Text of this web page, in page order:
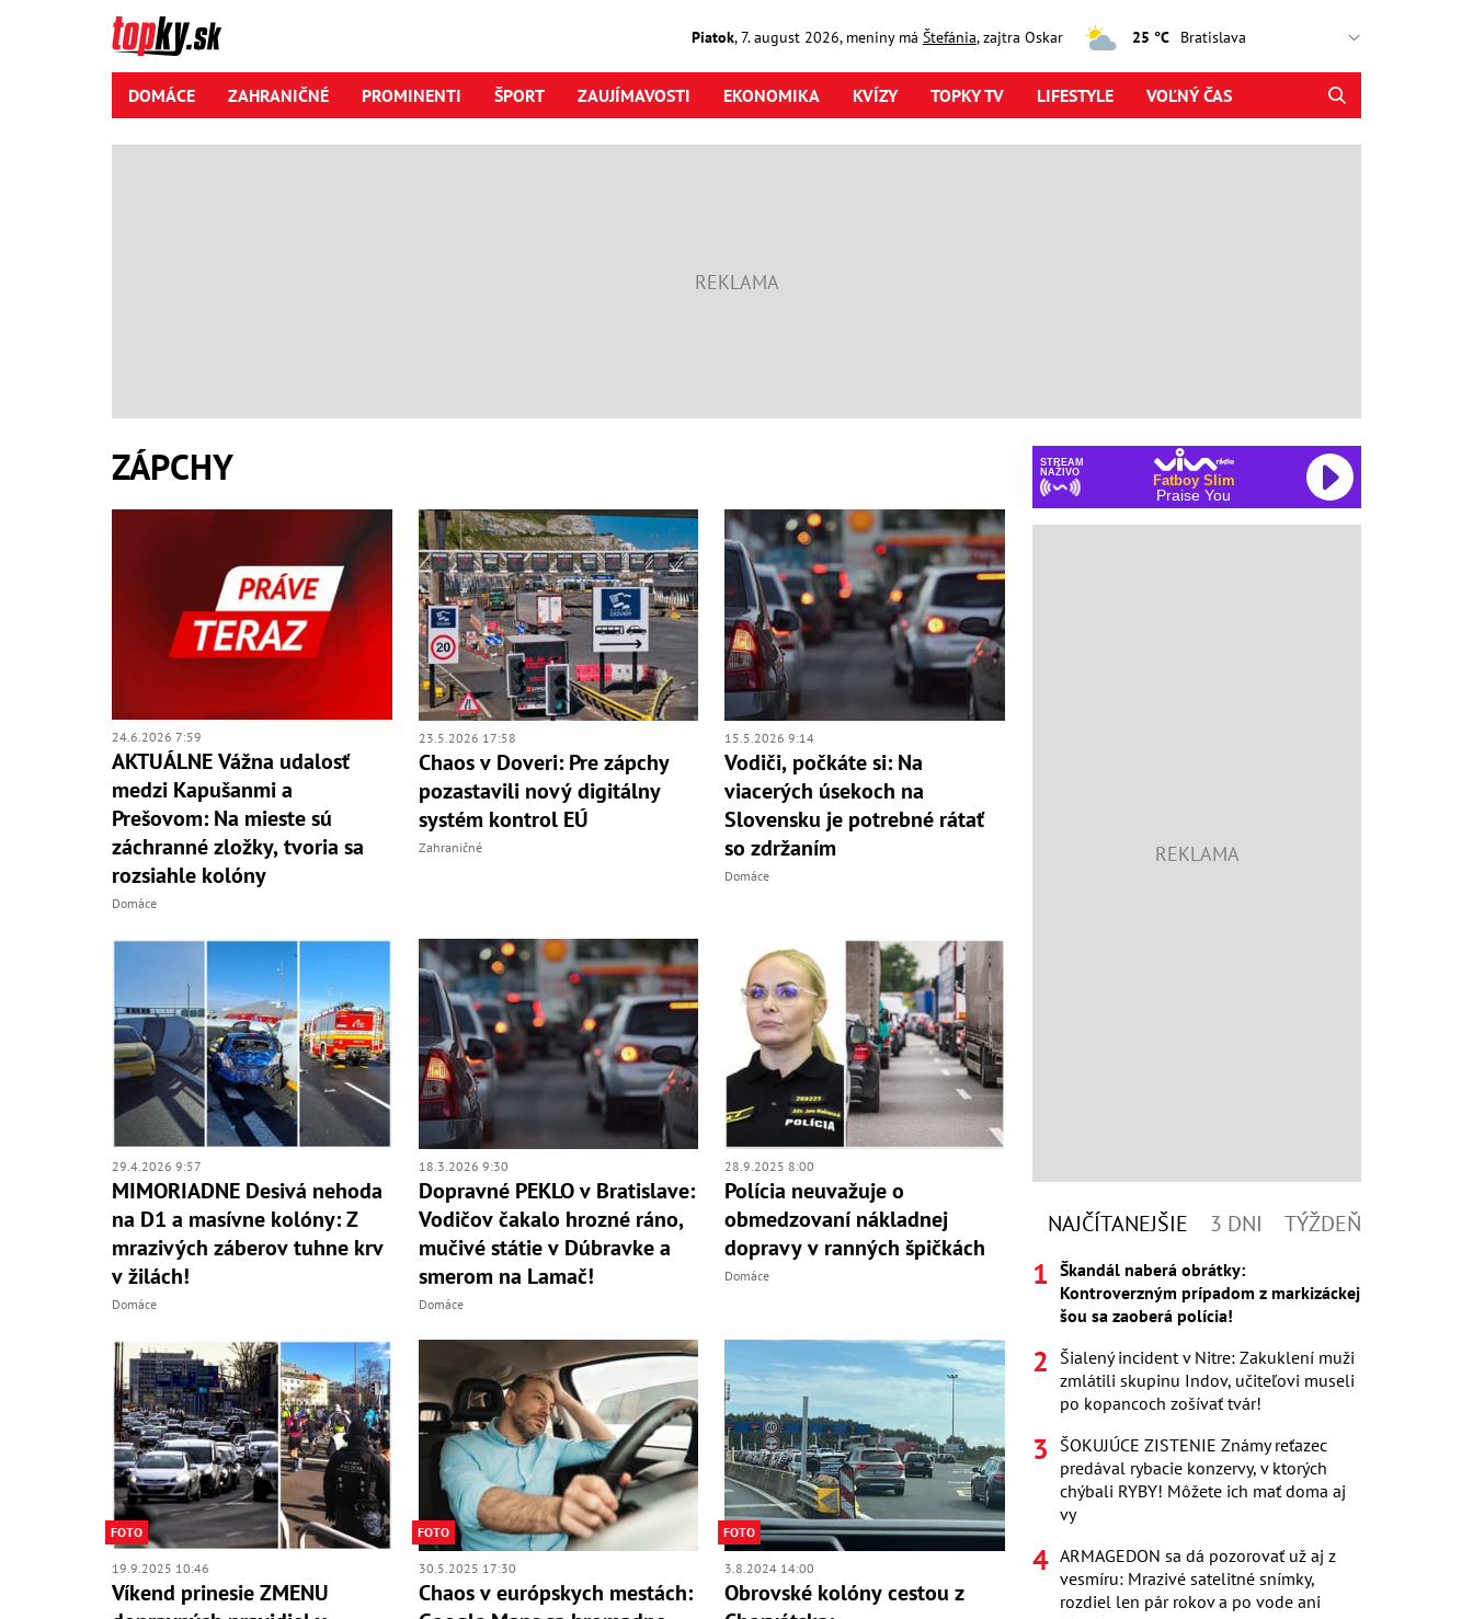
Piatok,7. august2026, meniny má Štefánia, zajtra Oskar 25 °C
DOMÁCE ZAHRANIČNÉ PROMINENTI ŠPORT ZAUJÍMAVOSTI EKONOMIKA KVÍZY TOPKY TV LIFESTYLE VOĽNÝ ČAS
ZÁPCHY
24.6.2026 7:59
AKTUÁLNE Vážna udalosť
medzi Kapušanmi a
Prešovom: Na mieste sú
záchranné zložky, tvoria sa
rozsiahle kolóny
Domáce
23.5.2026 17:58
Chaos v Doveri: Pre zápchy
pozastavili nový digitálny
systém kontrol EÚ
Zahraničné
15.5.2026 9:14
Vodiči, počkáte si: Na
viacerých úsekoch na
Slovensku je potrebné rátať
so zdržaním
Domáce
29.4.2026 9:57
MIMORIADNE Desivá nehoda
na D1 a masívne kolóny: Z
mrazivých záberov tuhne krv
v žilách!
Domáce
18.3.2026 9:30
Dopravné PEKLO v Bratislave:
Vodičov čakalo hrozné ráno,
mučivé státie v Dúbravke a
smerom na Lamač!
Domáce
28.9.2025 8:00
Polícia neuvažuje o
obmedzovaní nákladnej
dopravy v ranných špičkách
Domáce
FOTO
19.9.2025 10:46
Víkend prinesie ZMENU
FOTO
30.5.2025 17:30
Chaos v európskych mestách:
FOTO
3.8.2024 14:00
Obrovské kolóny cestou z
STREAM
NAŽIVO
Fatboy Slim
Praise You
NAJČÍTANEJŠIE 3 DNI TÝŽDEŇ
Škandál naberá obrátky:
Kontroverzným prípadom z markizáckej
šou sa zaoberá polícia!
Šialený incident v Nitre: Zakuklení muži
zmlátili skupinu Indov, učiteľovi museli
po kopancoch zošívať tvár!
ŠOKUJÚCE ZISTENIE Známy reťazec
predával rybacie konzervy, v ktorých
chýbali RYBY! Môžete ich mať doma aj
vy
ARMAGEDON sa dá pozorovať už aj z
vesmíru: Mrazivé satelitné snímky,
rozdiel len pár rokov a po vode ani